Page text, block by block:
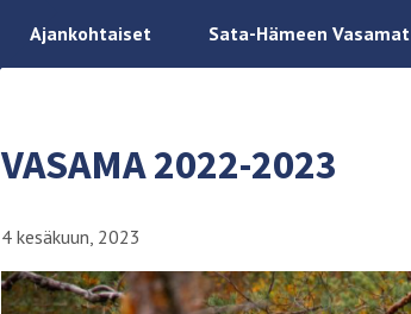
Ajankohtaiset Sata-Hämeen Vasamat
VASAMA 2022-2023
4 kesäkuun, 2023